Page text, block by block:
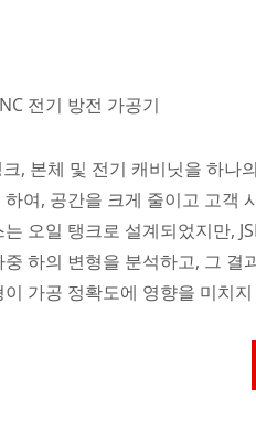
전기 방전 가공기
, 본체 및 전기 캐비닛을 하나
여, 공간을 크게 줄이고 고객
오일 탱크로 설계되었지만,
하의 변형을 분석하고, 그 결
가공 정확도에 영향을 미치